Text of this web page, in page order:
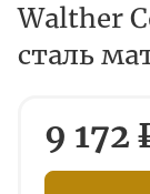
Walther
сталь
9 172